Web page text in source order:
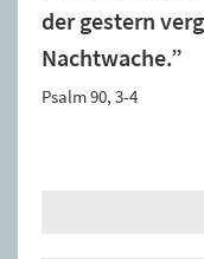
der gestern
Nachtwache.”
Psalm 90, 3-4